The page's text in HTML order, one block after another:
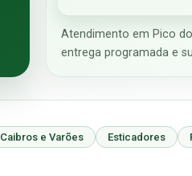
Atendimento em Pico
entrega programada e
Caibros e Varões Esticadores